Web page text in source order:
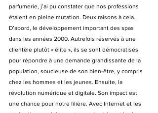
parfumerie, j’ai pu constater que nos professions
étaient en pleine mutation. Deux raisons à cela.
D’abord, le développement important des spas
dans les années 2000. Autrefois réservés à une
clientèle plutôt « élite », ils se sont démocratisés
pour répondre à une demande grandissante de la
population, soucieuse de son bien-être, y compris
chez les hommes et les jeunes. Ensuite, la
révolution numérique et digitale. Son impact est
une chance pour notre filière. Avec Internet et les